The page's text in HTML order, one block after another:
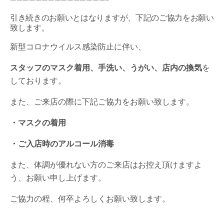
引き続きのお願いとはなりますが、下記のご協力をお願い
致します。
新型コロナウイルス感染防止に伴い、
スタッフのマスク着用、手洗い、うがい、店内の換気を
しております。
また、ご来店の際に下記ご協力をお願い致します。
・マスクの着用
・ご入店時のアルコール消毒
また、体調が優れない方のご来店はお控え頂けますよ
う、お願い申し上げます。
ご協力の程、何卒よろしくお願い致します。